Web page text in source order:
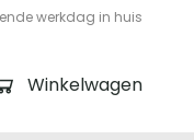
werkdag in huis
Winkelwagen